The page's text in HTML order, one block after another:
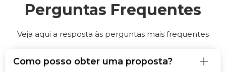
Perguntas Frequentes
Veja aqui a resposta às perguntas mais frequentes
Como posso obter uma proposta?